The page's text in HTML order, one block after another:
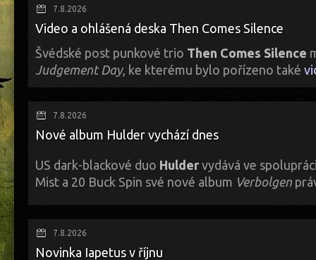
charakteristický styl se dříve projevoval v hutných, komplexních
energické rytmy, melancholické atmosféry a drtivé zvukové bloky se
nich nabízí hlubší ponor do vaší roztříštěné mysli?
7.8.2026
Video a ohlášená deska Then Comes Silence
Švédské post punkové trio Then Comes Silence
Judgement Day, ke kterému bylo pořízeno také
7.8.2026
Nové album Hulder vychází dnes
US dark-blackové duo Hulder vydává ve
Mist a 20 Buck Spin své nové album Verbolgen
přivítá Necreona také jako lídra, což je status, který se v tvůrčím
7.8.2026
Novinka Iapetus v říjnu